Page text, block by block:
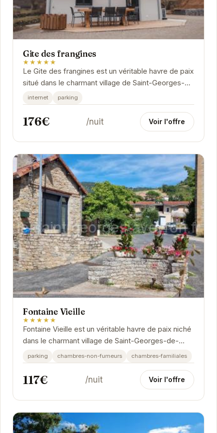
Gite des frangines
★★★★★
Le Gite des frangines est un véritable havre de paix
situé dans le charmant village de Saint-Georges-
de-Luzençon.
internet parking
176€ /nuit Voir l'offre
Fontaine Vieille
★★★★★
Fontaine Vieille est un véritable havre de paix niché
dans le charmant village de Saint-Georges-de-
Luzençon. L'établissement propose des
chambres...
parking chambres-non-fumeurs chambres-familiales
117€ /nuit Voir l'offre